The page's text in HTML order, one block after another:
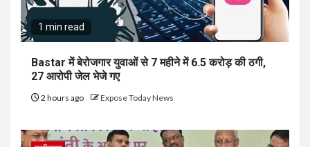
1 min read
Bastar में बेरोजगार युवाओं से 7 महीने में ₹6.5 करोड़ की ठगी,
27 आरोपी जेल भेजे गए
2 hours ago Expose Today News